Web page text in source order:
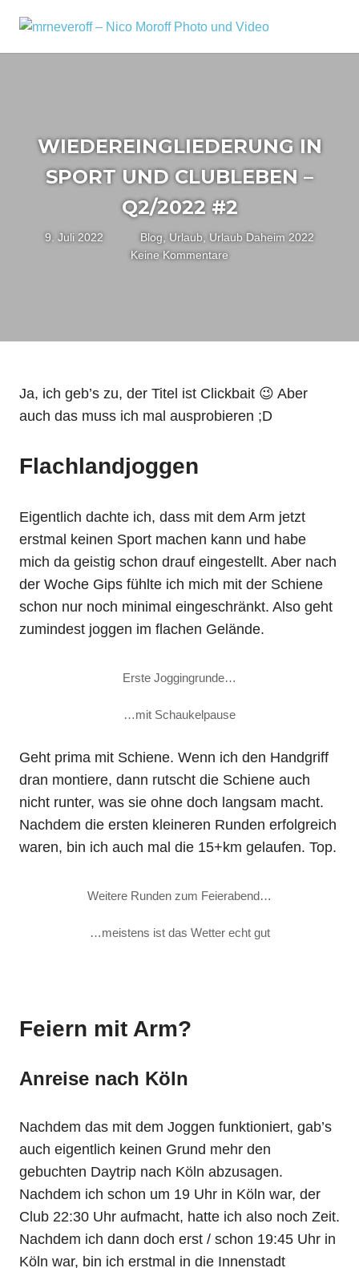
Inhalt
PHOTO
UND
rundWIEDEREINGLIEDERUNG IN
SPORT UND CLUBLEBEN –
Q2/2022 #2
9. Juli 2022 Nico
Blog, Urlaub, Urlaub Daheim 2022
Keine Kommentare
Ja, ich geb’s zu, der Titel ist Clickbait 😉 Aber
auch das muss ich mal ausprobieren ;D
Flachlandjoggen
Eigentlich dachte ich, dass mit dem Arm jetzt
erstmal keinen Sport machen kann und habe
mich da geistig schon drauf eingestellt. Aber nach
der Woche Gips fühlte ich mich mit der Schiene
schon nur noch minimal eingeschränkt. Also geht
zumindest joggen im flachen Gelände.
Erste Joggingrunde…
…mit Schaukelpause
Geht prima mit Schiene. Wenn ich den Handgriff
dran montiere, dann rutscht die Schiene auch
nicht runter, was sie ohne doch langsam macht.
Nachdem die ersten kleineren Runden erfolgreich
waren, bin ich auch mal die 15+km gelaufen. Top.
Weitere Runden zum Feierabend…
…meistens ist das Wetter echt gut
Feiern mit Arm?
Anreise nach Köln
Nachdem das mit dem Joggen funktioniert, gab’s
auch eigentlich keinen Grund mehr den
gebuchten Daytrip nach Köln abzusagen.
Nachdem ich schon um 19 Uhr in Köln war, der
Club 22:30 Uhr aufmacht, hatte ich also noch Zeit.
Nachdem ich dann doch erst / schon 19:45 Uhr in
Köln war, bin ich erstmal in die Innenstadt